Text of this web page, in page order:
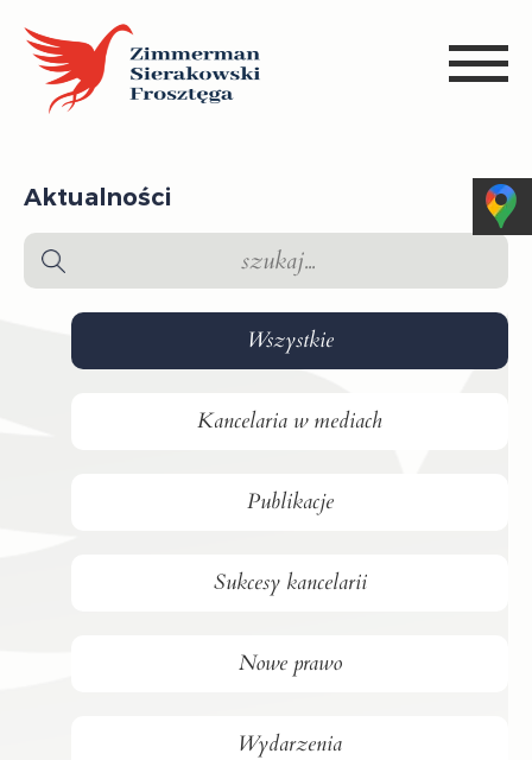
Aktualności
Wszystkie
Kancelaria w mediach
Publikacje
Sukcesy kancelarii
Nowe prawo
Wydarzenia